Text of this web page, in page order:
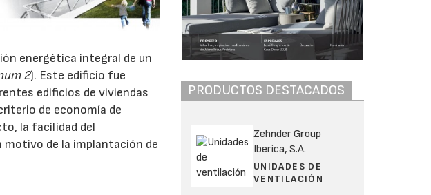
energética integral de un
2). Este edificio fue
edificios de viviendas
de economía de
la facilidad del
de la implantación de
PRODUCTOS DESTACADOS
Zehnder Group
Iberica, S.A.
UNIDADES DE
VENTILACIÓN